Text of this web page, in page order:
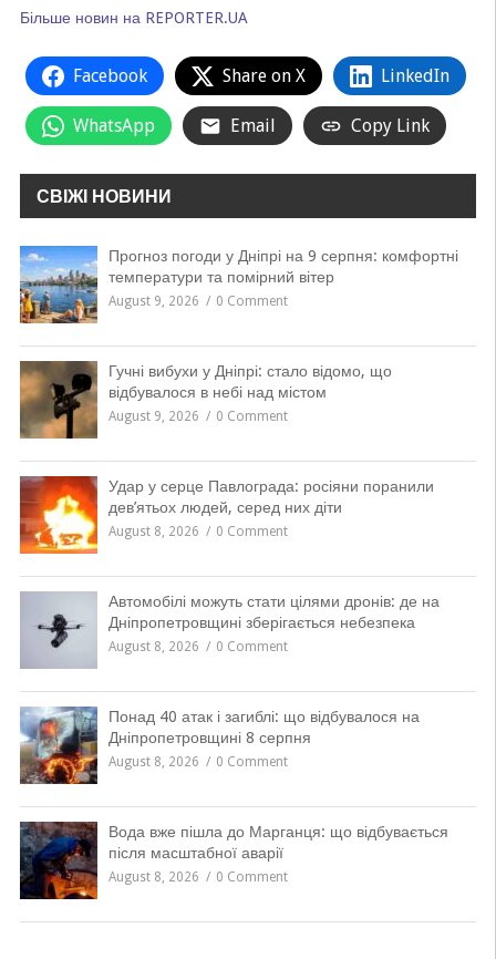
Більше новин на REPORTER.UA
Facebook Share on X LinkedIn
WhatsApp Email Copy Link
СВІЖІ НОВИНИ
Прогноз погоди у Дніпрі на 9 серпня: комфортні
температури та помірний вітер
August 9, 2026 0 Comment
Гучні вибухи у Дніпрі: стало відомо, що
відбувалося в небі над містом
August 9, 2026 0 Comment
Удар у серце Павлограда: росіяни поранили
дев’ятьох людей, серед них діти
August 8, 2026 0 Comment
Автомобілі можуть стати цілями дронів: де на
Дніпропетровщині зберігається небезпека
August 8, 2026 0 Comment
Понад 40 атак і загиблі: що відбувалося на
Дніпропетровщині 8 серпня
August 8, 2026 0 Comment
Вода вже пішла до Марганця: що відбувається
після масштабної аварії
August 8, 2026 0 Comment